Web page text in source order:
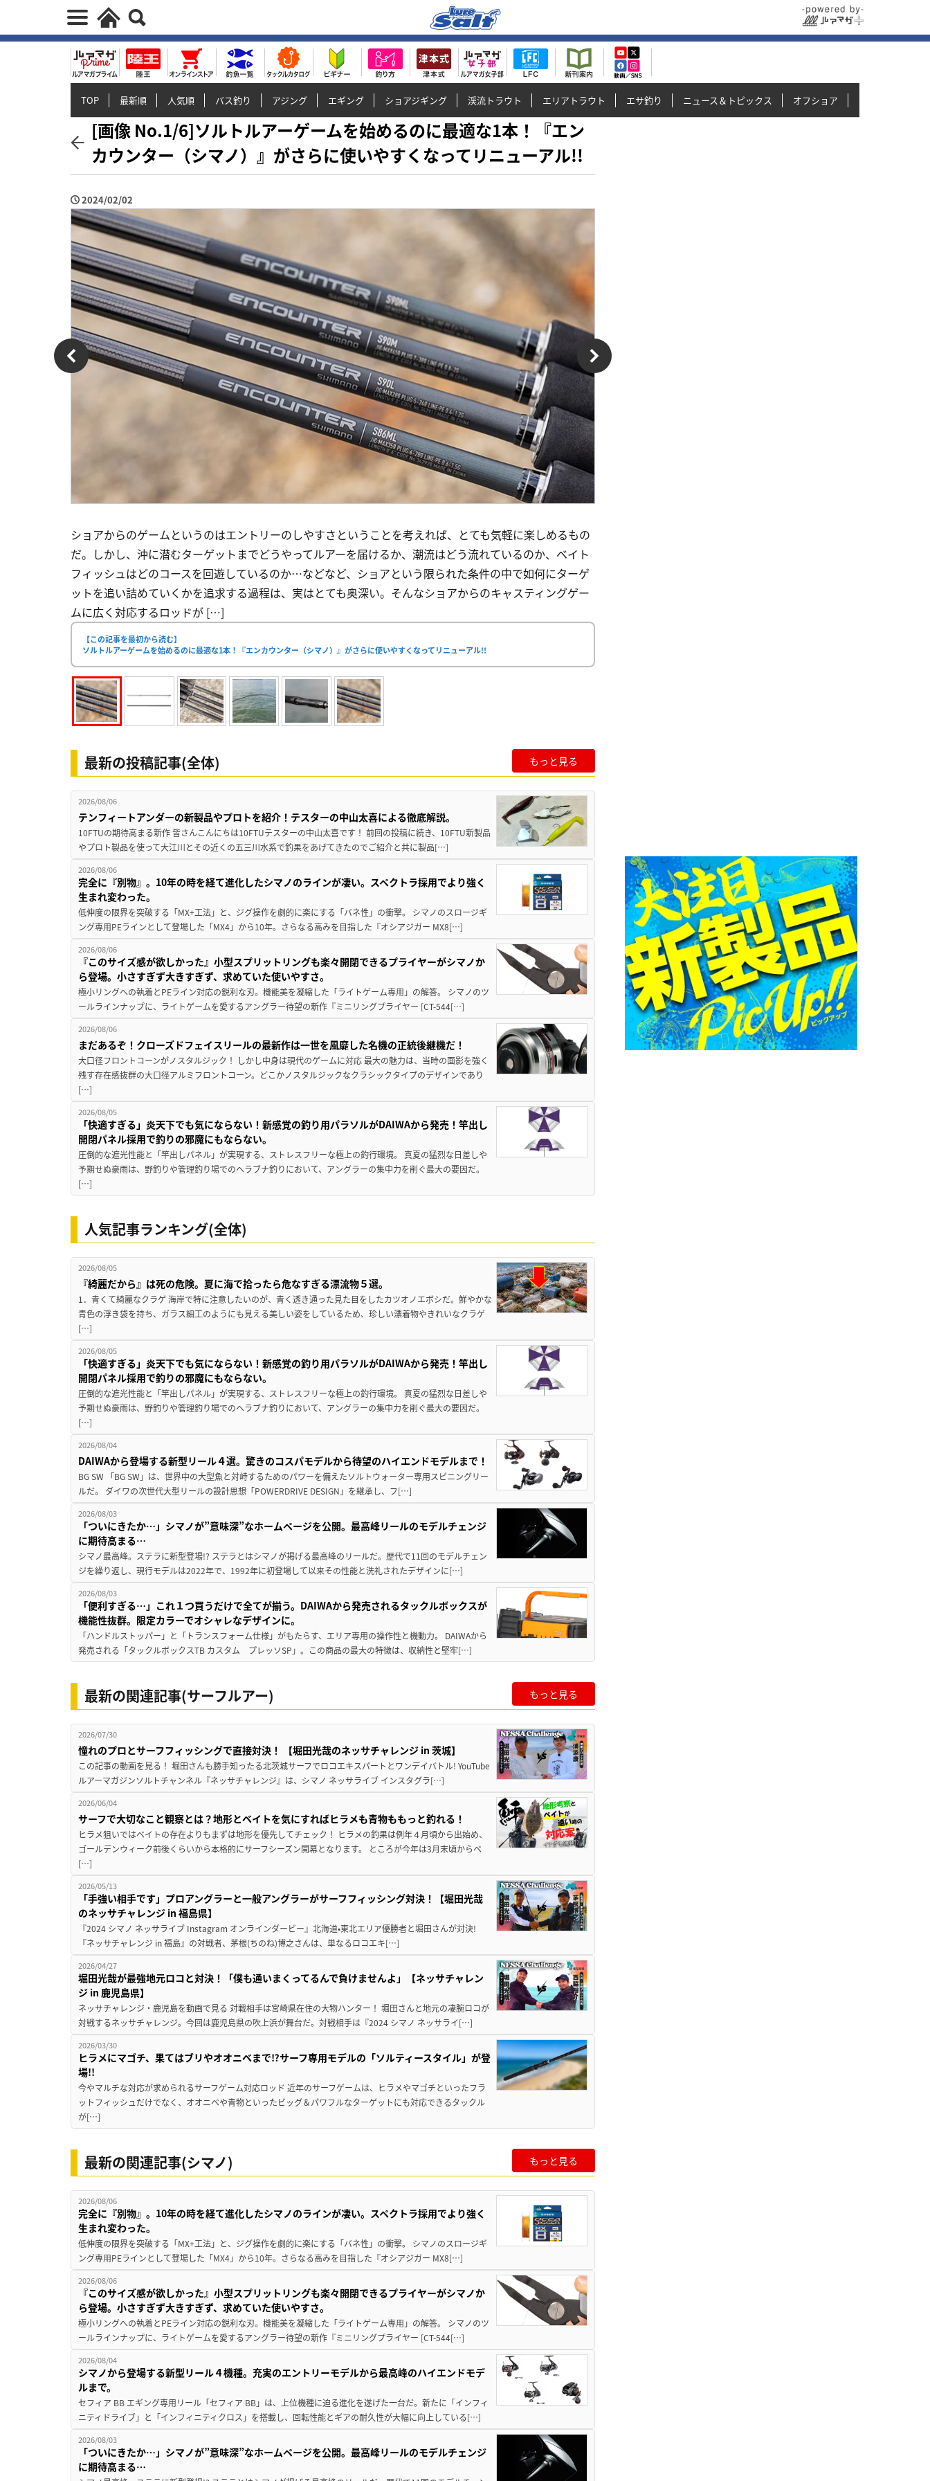
TOP 最新順 人気順 バス釣り アジング エギング ショアジギング 渓流トラウト エリアトラウト エサ釣り ニュース＆トピックス オフショア
[画像 No.1/6]ソルトルアーゲームを始めるのに最適な1本！『エン
カウンター（シマノ）』がさらに使いやすくなってリニューアル!!
2024/02/02
ショアからのゲームというのはエントリーのしやすさということを考えれば、とても気軽に楽しめるもの
だ。しかし、沖に潜むターゲットまでどうやってルアーを届けるか、潮流はどう流れているのか、ベイト
フィッシュはどのコースを回遊しているのか…などなど、ショアという限られた条件の中で如何にターゲ
ットを追い詰めていくかを追求する過程は、実はとても奥深い。そんなショアからのキャスティングゲー
ムに広く対応するロッドが […]
【この記事を最初から読む】
ソルトルアーゲームを始めるのに最適な1本！『エンカウンター（シマノ）』がさらに使いやすくなってリニューアル!!
最新の投稿記事(全体) もっと見る
2026/08/06
テンフィートアンダーの新製品やプロトを紹介！テスターの中山太喜による徹底解説。
10FTUの期待高まる新作 皆さんこんにちは10FTUテスターの中山太喜です！ 前回の投稿に続き、10FTU新製品
やプロト製品を使って大江川とその近くの五三川水系で釣果をあげてきたのでご紹介と共に製品[…]
2026/08/06
完全に『別物』。10年の時を経て進化したシマノのラインが凄い。スペクトラ採用でより強く
生まれ変わった。
低伸度の限界を突破する「MX+工法」と、ジグ操作を劇的に楽にする「バネ性」の衝撃。 シマノのスロージギ
ング専用PEラインとして登場した「MX4」から10年。さらなる高みを目指した『オシアジガー MX8[…]
2026/08/06
『このサイズ感が欲しかった』小型スプリットリングも楽々開閉できるプライヤーがシマノか
ら登場。小さすぎず大きすぎず、求めていた使いやすさ。
極小リングへの執着とPEライン対応の鋭利な刃。機能美を凝縮した「ライトゲーム専用」の解答。 シマノのツ
ールラインナップに、ライトゲームを愛するアングラー待望の新作『ミニリングプライヤー [CT-544[…]
2026/08/06
まだあるぞ！クローズドフェイスリールの最新作は一世を風靡した名機の正統後継機だ！
大口径フロントコーンがノスタルジック！ しかし中身は現代のゲームに対応 最大の魅力は、当時の面影を強く
残す存在感抜群の大口径アルミフロントコーン。どこかノスタルジックなクラシックタイプのデザインであり
[…]
2026/08/05
「快適すぎる」炎天下でも気にならない！新感覚の釣り用パラソルがDAIWAから発売！竿出し
開閉パネル採用で釣りの邪魔にもならない。
圧倒的な遮光性能と「竿出しパネル」が実現する、ストレスフリーな極上の釣行環境。 真夏の猛烈な日差しや
予期せぬ豪雨は、野釣りや管理釣り場でのヘラブナ釣りにおいて、アングラーの集中力を削ぐ最大の要因だ。
[…]
人気記事ランキング(全体)
2026/08/05
『綺麗だから』は死の危険。夏に海で拾ったら危なすぎる漂流物５選。
1．青くて綺麗なクラゲ 海岸で特に注意したいのが、青く透き通った見た目をしたカツオノエボシだ。鮮やかな
青色の浮き袋を持ち、ガラス細工のようにも見える美しい姿をしているため、珍しい漂着物やきれいなクラゲ
[…]
2026/08/05
「快適すぎる」炎天下でも気にならない！新感覚の釣り用パラソルがDAIWAから発売！竿出し
開閉パネル採用で釣りの邪魔にもならない。
圧倒的な遮光性能と「竿出しパネル」が実現する、ストレスフリーな極上の釣行環境。 真夏の猛烈な日差しや
予期せぬ豪雨は、野釣りや管理釣り場でのヘラブナ釣りにおいて、アングラーの集中力を削ぐ最大の要因だ。
[…]
2026/08/04
DAIWAから登場する新型リール４選。驚きのコスパモデルから待望のハイエンドモデルまで！
BG SW 「BG SW」は、世界中の大型魚と対峙するためのパワーを備えたソルトウォーター専用スピニングリー
ルだ。 ダイワの次世代大型リールの設計思想「POWERDRIVE DESIGN」を継承し、フ[…]
2026/08/03
「ついにきたか…」シマノが”意味深”なホームページを公開。最高峰リールのモデルチェンジ
に期待高まる…
シマノ最高峰。ステラに新型登場!? ステラとはシマノが掲げる最高峰のリールだ。歴代で11回のモデルチェン
ジを繰り返し、現行モデルは2022年で、1992年に初登場して以来その性能と洗礼されたデザインに[…]
2026/08/03
「便利すぎる…」これ１つ買うだけで全てが揃う。DAIWAから発売されるタックルボックスが
機能性抜群。限定カラーでオシャレなデザインに。
「ハンドルストッパー」と「トランスフォーム仕様」がもたらす、エリア専用の操作性と機動力。 DAIWAから
発売される「タックルボックスTB カスタム プレッソSP」。この商品の最大の特徴は、収納性と堅牢[…]
最新の関連記事(サーフルアー) もっと見る
2026/07/30
憧れのプロとサーフフィッシングで直接対決！ 【堀田光哉のネッサチャレンジ in 茨城】
この記事の動画を見る！ 堀田さんも勝手知ったる北茨城サーフでロコエキスパートとワンデイバトル! YouTube
ルアーマガジンソルトチャンネル『ネッサチャレンジ』は、シマノ ネッサライブ インスタグラ[…]
2026/06/04
サーフで大切なこと観察とは？地形とベイトを気にすればヒラメも青物ももっと釣れる！
ヒラメ狙いではベイトの存在よりもまずは地形を優先してチェック！ ヒラメの釣果は例年４月頃から出始め、
ゴールデンウィーク前後くらいから本格的にサーフシーズン開幕となります。 ところが今年は3月末頃からベ
[…]
2026/05/13
「手強い相手です」プロアングラーと一般アングラーがサーフフィッシング対決！【堀田光哉
のネッサチャレンジ in 福島県】
『2024 シマノ ネッサライブ Instagram オンラインダービー』北海道•東北エリア優勝者と堀田さんが対決!
『ネッサチャレンジ in 福島』の対戦者、茅根(ちのね)博之さんは、単なるロコエキ[…]
2026/04/27
堀田光哉が最強地元ロコと対決！「僕も通いまくってるんで負けませんよ」【ネッサチャレン
ジ in 鹿児島県】
ネッサチャレンジ・鹿児島を動画で見る 対戦相手は宮崎県在住の大物ハンター！ 堀田さんと地元の凄腕ロコが
対戦するネッサチャレンジ。今回は鹿児島県の吹上浜が舞台だ。対戦相手は『2024 シマノ ネッサライ[…]
2026/03/30
ヒラメにマゴチ、果てはブリやオオニベまで⁉サーフ専用モデルの「ソルティースタイル」が登
場!!
今やマルチな対応が求められるサーフゲーム対応ロッド 近年のサーフゲームは、ヒラメやマゴチといったフラ
ットフィッシュだけでなく、オオニベや青物といったビッグ＆パワフルなターゲットにも対応できるタックル
が[…]
最新の関連記事(シマノ) もっと見る
2026/08/06
完全に『別物』。10年の時を経て進化したシマノのラインが凄い。スペクトラ採用でより強く
生まれ変わった。
低伸度の限界を突破する「MX+工法」と、ジグ操作を劇的に楽にする「バネ性」の衝撃。 シマノのスロージギ
ング専用PEラインとして登場した「MX4」から10年。さらなる高みを目指した『オシアジガー MX8[…]
2026/08/06
『このサイズ感が欲しかった』小型スプリットリングも楽々開閉できるプライヤーがシマノか
ら登場。小さすぎず大きすぎず、求めていた使いやすさ。
極小リングへの執着とPEライン対応の鋭利な刃。機能美を凝縮した「ライトゲーム専用」の解答。 シマノのツ
ールラインナップに、ライトゲームを愛するアングラー待望の新作『ミニリングプライヤー [CT-544[…]
2026/08/04
シマノから登場する新型リール４機種。充実のエントリーモデルから最高峰のハイエンドモデ
ルまで。
セフィア BB エギング専用リール「セフィア BB」は、上位機種に迫る進化を遂げた一台だ。新たに「インフィ
ニティドライブ」と「インフィニティクロス」を搭載し、回転性能とギアの耐久性が大幅に向上している[…]
2026/08/03
「ついにきたか…」シマノが”意味深”なホームページを公開。最高峰リールのモデルチェンジ
に期待高まる…